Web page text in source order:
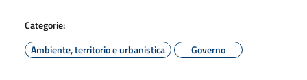
Categorie:
Ambiente, territorio e urbanistica
Governo